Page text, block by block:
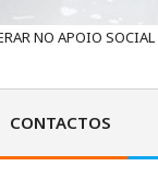
NO APOIO
CONTACTOS